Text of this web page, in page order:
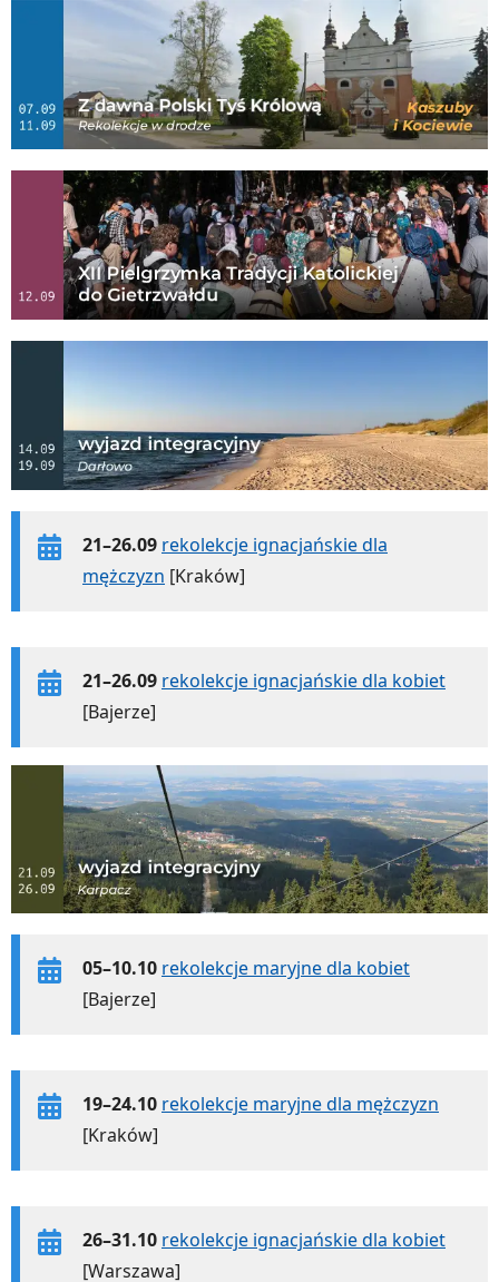
21–26.09 rekolekcje ignacjańskie dla
mężczyzn [Kraków]
21–26.09 rekolekcje ignacjańskie dla kobiet
[Bajerze]
05–10.10 rekolekcje maryjne dla kobiet
[Bajerze]
19–24.10 rekolekcje maryjne dla mężczyzn
[Kraków]
26–31.10 rekolekcje ignacjańskie dla kobiet
[Warszawa]